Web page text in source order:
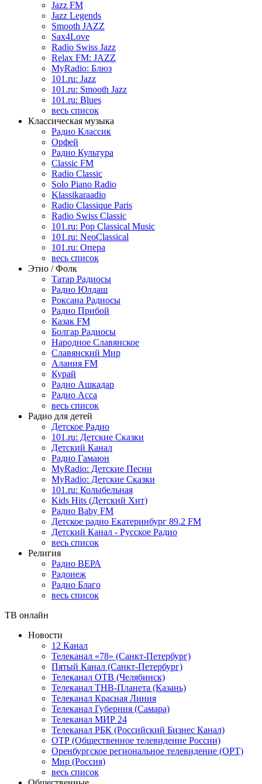
Jazz FM
Jazz Legends
Smooth JAZZ
Sax4Love
Radio Swiss Jazz
Relax FM: JAZZ
MyRadio: Блюз
101.ru: Jazz
101.ru: Smooth Jazz
101.ru: Blues
весь список
Классическая музыка
Радио Классик
Орфей
Радио Культура
Classic FM
Radio Classic
Solo Piano Radio
Klassikaraadio
Radio Classique Paris
Radio Swiss Classic
101.ru: Pop Classical Music
101.ru: NeoClassical
101.ru: Опера
весь список
Этно / Фолк
Татар Радиосы
Радио Юлдаш
Роксана Радиосы
Радио Прибой
Казак FM
Болгар Радиосы
Народное Славянское
Славянский Мир
Алания FM
Курай
Радио Ашкадар
Радио Асса
весь список
Радио для детей
Детское Радио
101.ru: Детские Сказки
Детский Канал
Радио Гамаюн
MyRadio: Детские Песни
MyRadio: Детские Сказки
101.ru: Колыбельная
Kids Hits (Детский Хит)
Радио Baby FM
Детское радио Екатеринбург 89.2 FM
Детский Канал - Русское Радио
весь список
Религия
Радио ВЕРА
Радонеж
Радио Благо
весь список
ТВ онлайн
Новости
12 Канал
Телеканал «78» (Санкт-Петербург)
Пятый Канал (Санкт-Петербург)
Телеканал ОТВ (Челябинск)
Телеканал ТНВ-Планета (Казань)
Телеканал Красная Линия
Телеканал Губерния (Самара)
Телеканал МИР 24
Телеканал РБК (Российский Бизнес Канал)
ОТР (Общественное телевидение России)
Оренбургское региональное телевидение (ОРТ)
Мир (Россия)
весь список